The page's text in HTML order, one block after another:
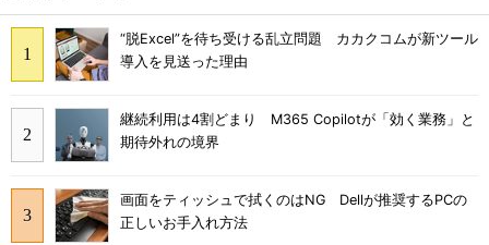
“脱Excel”を待ち受ける乱立問題 カカクコムが新ツール
導入を見送った理由
継続利用は4割どまり M365 Copilotが「効く業務」と
期待外れの境界
画面をティッシュで拭くのはNG Dellが推奨するPCの
正しいお手入れ方法